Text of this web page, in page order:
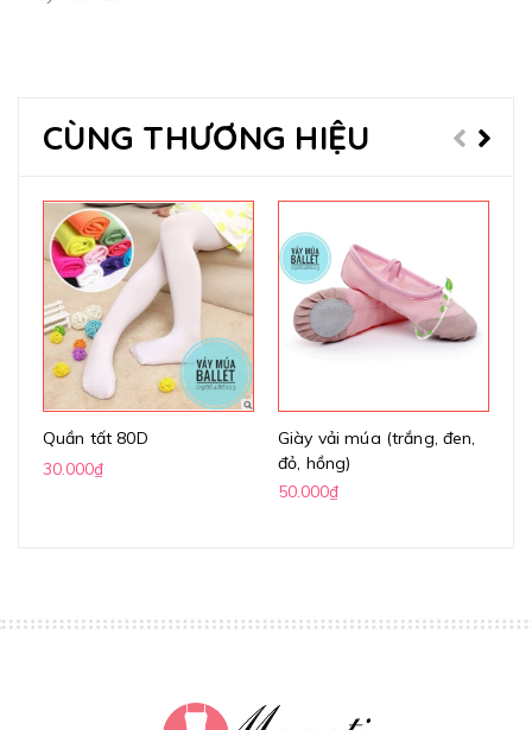
CÙNG THƯƠNG HIỆU
Quần tất 80D
30.000₫
Giày vải múa (trắng, đen,
đỏ, hồng)
50.000₫